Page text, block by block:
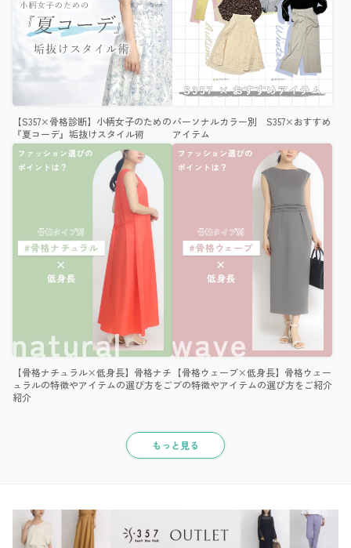
【S357×骨格診断】小柄女子のための
『夏コーデ』垢抜けスタイル術
パーソナルカラー別 S357×おすすめ
アイテム
【骨格ナチュラル×低身長】骨格ナチ
ュラルの特徴やアイテムの選び方をご
紹介
【骨格ウェーブ×低身長】骨格ウェー
ブの特徴やアイテムの選び方をご紹介
もっと見る